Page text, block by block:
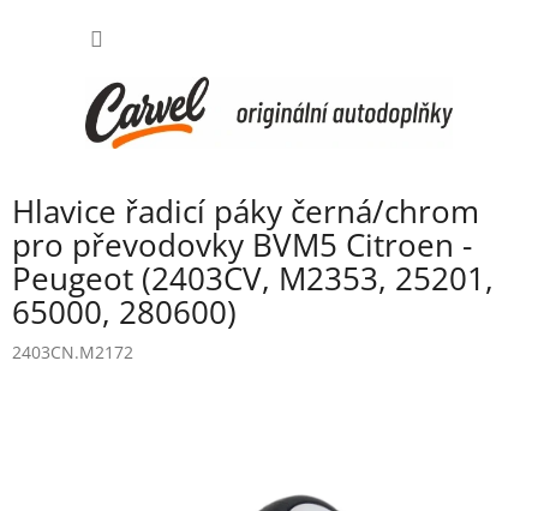
Hlavice řadicí páky černá/chrom
pro převodovky BVM5 Citroen -
Peugeot (2403CV, M2353, 25201,
65000, 280600)
2403CN.M2172